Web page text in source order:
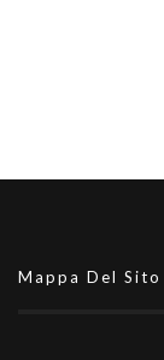
Mappa Del Sito